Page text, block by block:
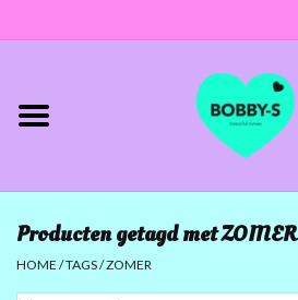
Home
Tunieken/Tops
Truien-Vesten
Producten getagd met ZOMER
HOME /TAGS/ZOMER